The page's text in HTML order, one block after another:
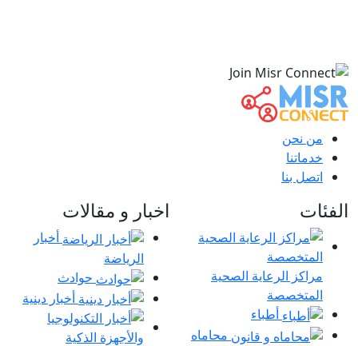
من نحن
خدماتنا
اتصل بنا
الفئات
مراكز الرعاية الصحية
المتخصصة
أطباء
محاماه
اخبار و مقالات
أخبار
الرياضة
حوادث
أخبار دينية